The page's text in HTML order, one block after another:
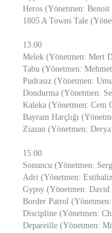
Heros (Yönetmen:
1805 A Towns Tale
13:00
Melek (Yönetmen: Mert
Tabu (Yönetmen:
Pudrasız (Yönetmen:
Dondurma (Yönetmen:
Kaleka (Yönetmen: Cem
Bayram Harçlığı
Ziazan (Yönetmen:
15:00
Sonuncu (Yönetmen:
Adri (Yönetmen:
Gypsy (Yönetmen:
Border Patrol
Discipline (Yönetmen:
Depareille (Yönetmen: